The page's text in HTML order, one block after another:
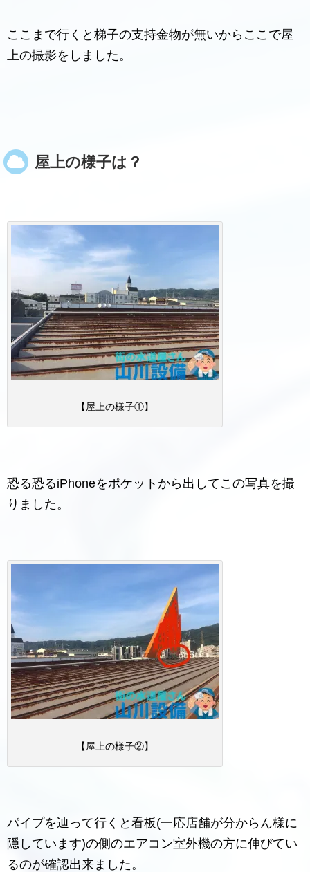
ここまで行くと梯子の支持金物が無いからここで屋
上の撮影をしました。
屋上の様子は？
【屋上の様子①】
恐る恐るiPhoneをポケットから出してこの写真を撮
りました。
【屋上の様子②】
パイプを辿って行くと看板(一応店舗が分からん様に
隠しています)の側のエアコン室外機の方に伸びてい
るのが確認出来ました。